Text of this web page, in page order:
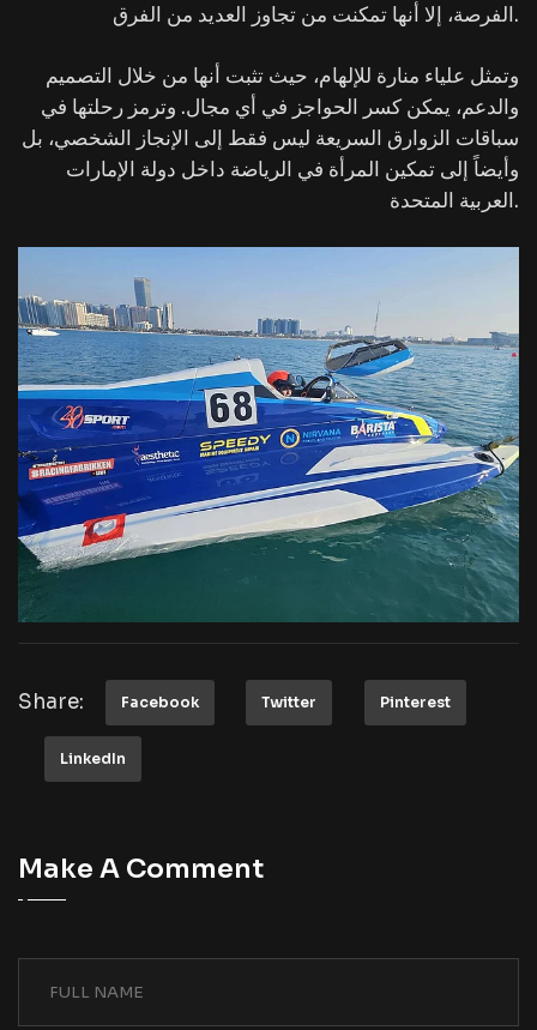
الفرصة، إلا أنها تمكنت من تجاوز العديد من الفرق.
وتمثل علياء منارة للإلهام، حيث تثبت أنها من خلال التصميم
والدعم، يمكن كسر الحواجز في أي مجال. وترمز رحلتها في
سباقات الزوارق السريعة ليس فقط إلى الإنجاز الشخصي، بل
وأيضاً إلى تمكين المرأة في الرياضة داخل دولة الإمارات
العربية المتحدة.
Share: Facebook Twitter Pinterest
LinkedIn
Make A Comment